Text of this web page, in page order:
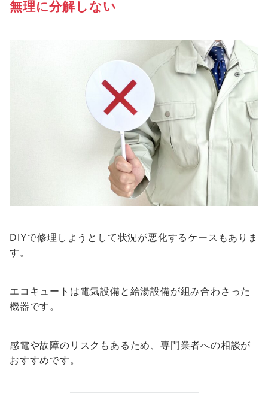
無理に分解しない
DIYで修理しようとして状況が悪化するケースもありま
す。
エコキュートは電気設備と給湯設備が組み合わさった
機器です。
感電や故障のリスクもあるため、専門業者への相談が
おすすめです。